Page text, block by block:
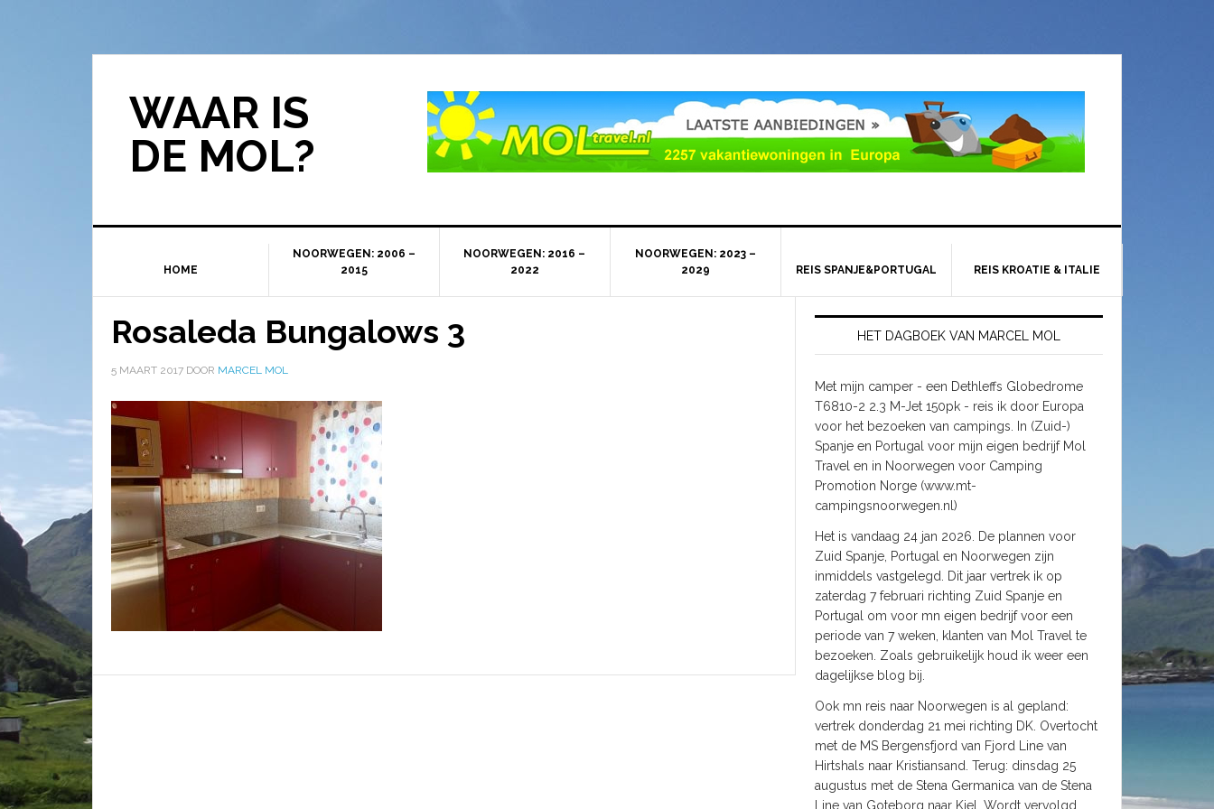
WAAR IS
DE MOL?
HOME
NOORWEGEN: 2006 –
2015
NOORWEGEN: 2016 –
2022
NOORWEGEN: 2023 –
2029
REIS SPANJE&PORTUGAL REIS KROATIE & ITALIE
Rosaleda Bungalows 3
5 MAART 2017 DOOR MARCEL MOL
HET DAGBOEK VAN MARCEL MOL
Met mijn camper - een Dethleffs Globedrome
T6810-2 2.3 M-Jet 150pk - reis ik door Europa
voor het bezoeken van campings. In (Zuid-)
Spanje en Portugal voor mijn eigen bedrijf Mol
Travel en in Noorwegen voor Camping
Promotion Norge (www.mt-
campingsnoorwegen.nl)
Het is vandaag 24 jan 2026. De plannen voor
Zuid Spanje, Portugal en Noorwegen zijn
inmiddels vastgelegd. Dit jaar vertrek ik op
zaterdag 7 februari richting Zuid Spanje en
Portugal om voor mn eigen bedrijf voor een
periode van 7 weken, klanten van Mol Travel te
bezoeken. Zoals gebruikelijk houd ik weer een
dagelijkse blog bij.
Ook mn reis naar Noorwegen is al gepland:
vertrek donderdag 21 mei richting DK. Overtocht
met de MS Bergensfjord van Fjord Line van
Hirtshals naar Kristiansand. Terug: dinsdag 25
augustus met de Stena Germanica van de Stena
Line van Goteborg naar Kiel. Wordt vervolgd.